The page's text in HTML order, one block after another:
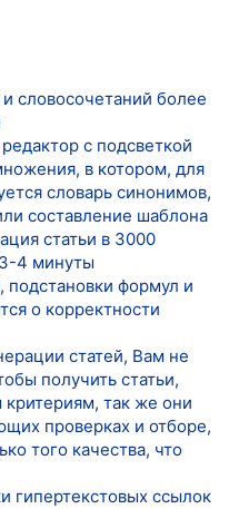
словосочетаний более
с подсветкой
в котором, для
словарь синонимов,
составление шаблона
статьи в 3000
4 минуты
формул и
о корректности
статей, Вам не
получить статьи,
так же они
проверках и отборе,
того качества, что
гипертекстовых ссылок